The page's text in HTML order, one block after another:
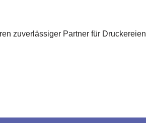
zuverlässiger Partner für Druckereien